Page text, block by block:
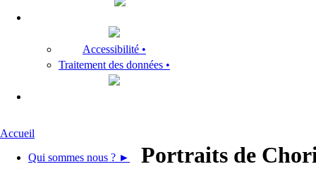
Accessibilité •
Traitement des données •
Accueil
Qui sommes nous ? ►
Portraits de